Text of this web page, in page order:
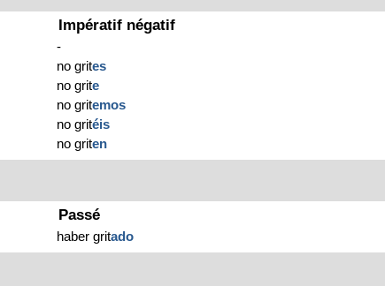
Impératif négatif
-
no grites
no grite
no gritemos
no gritéis
no griten
Passé
haber gritado